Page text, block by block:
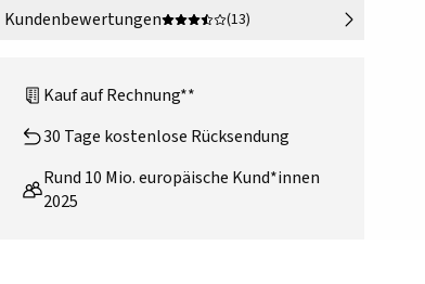
Kundenbewertungen
(13)
Kauf auf Rechnung**
30 Tage kostenlose Rücksendung
Rund 10 Mio. europäische Kund*innen
2025